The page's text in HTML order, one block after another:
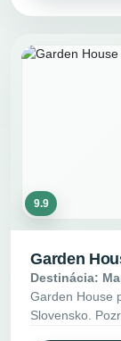
9.9
Garden
Destinácia:
Garden House
Slovensko.